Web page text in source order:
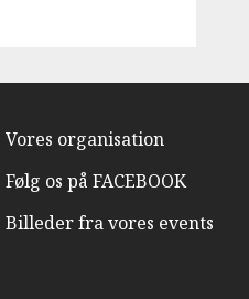
Vores organisation
Følg os på FACEBOOK
Billeder fra vores events